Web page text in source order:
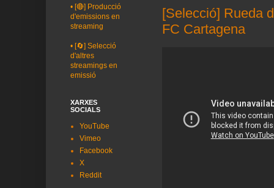
[Selecció] Rueda
FC Cartagena
• [🔴] Producció
d'emissions en
streaming
• [🔄] Selecció
d'altres
streamings en
emissió
XARXES
SOCIALS
YouTube
Vimeo
Facebook
X
Reddit